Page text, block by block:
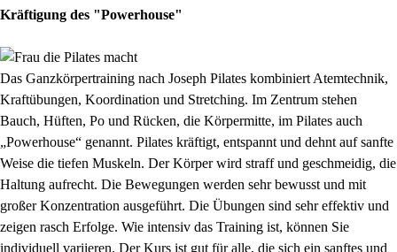
Kräftigung des "Powerhouse"
Das Ganzkörpertraining nach Joseph Pilates kombiniert Atemtechnik,
Kraftübungen, Koordination und Stretching. Im Zentrum stehen
Bauch, Hüften, Po und Rücken, die Körpermitte, im Pilates auch
„Powerhouse“ genannt. Pilates kräftigt, entspannt und dehnt auf sanfte
Weise die tiefen Muskeln. Der Körper wird straff und geschmeidig, die
Haltung aufrecht. Die Bewegungen werden sehr bewusst und mit
großer Konzentration ausgeführt. Die Übungen sind sehr effektiv und
zeigen rasch Erfolge. Wie intensiv das Training ist, können Sie
individuell variieren. Der Kurs ist gut für alle, die sich ein sanftes und